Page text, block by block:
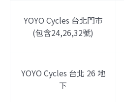
YOYO Cycles 台北門市
(包含24,26,32號)
YOYO Cycles 台北 26 地
下